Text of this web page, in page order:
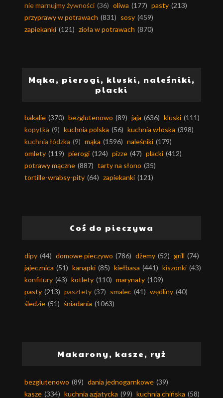
nie marnujmy żywności (36) oliwa (177) pasty (213)
przyprawy w potrawach (831) sosy (459)
zapiekanki (121) zioła w potrawach (870)
Mąka, pierogi, kluski, naleśniki,
placki
bakalie (370) bezglutenowo (89) jaja (636) kluski (111)
kopytka (9) kuchnia polska (56) kuchnia włoska (398)
kuchnia łódzka (9) mąka (1596) naleśniki (179)
omlety (119) pierogi (124) pizze (47) placki (412)
potrawy mączne (887) tarty na słono (35)
tortille-wrabsy-pity (64) zapiekanki (121)
Coś do pieczywa
dipy (44) domowe pieczywo (786) dżemy (52) grill (74)
jajecznica (51) kanapki (85) kiełbasa (441) kiszonki (43)
konfitury (43) kotlety (110) marynaty (109)
pasty (213) pasztety (37) smalec (41) wędliny (40)
śledzie (51) śniadania (1063)
Makarony, kasze, ryż
bezglutenowo (89) dania jednogarnkowe (39)
kasze (334) kuchnia azjatycka (99) kuchnia chińska (58)